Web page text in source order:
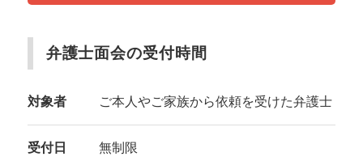
弁護士面会の受付時間
対象者 ご本人やご家族から依頼を受けた弁護士
受付日 無制限